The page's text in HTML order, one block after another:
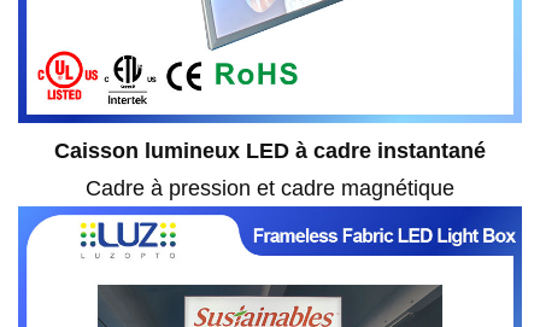
Caisson lumineux LED à cadre instantané
Cadre à pression et cadre magnétique